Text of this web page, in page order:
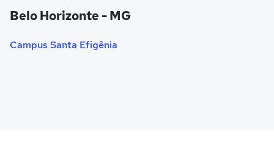
Belo Horizonte - MG
Campus Santa Efigênia